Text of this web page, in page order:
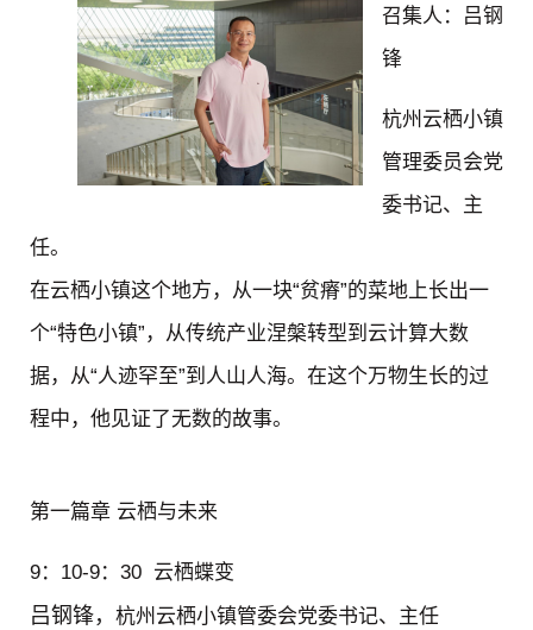
召集人：吕钢
锋
杭州云栖小镇
管理委员会党
委书记、主
任。
在云栖小镇这个地方，从一块“贫瘠”的菜地上长出一
个“特色小镇”，从传统产业涅槃转型到云计算大数
据，从“人迹罕至”到人山人海。在这个万物生长的过
程中，他见证了无数的故事。
第一篇章 云栖与未来
9： 10-9： 30 云栖蝶变
吕钢锋， 杭州云栖小镇管委会党委书记、主任